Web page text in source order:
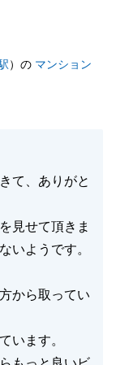
）の マンション
て、ありがと
見せて頂きま
いようです。
から取ってい
います。